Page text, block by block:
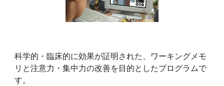
科学的・臨床的に効果が証明された、ワーキングメモ
リと注意力・集中力の改善を目的としたプログラムで
す。